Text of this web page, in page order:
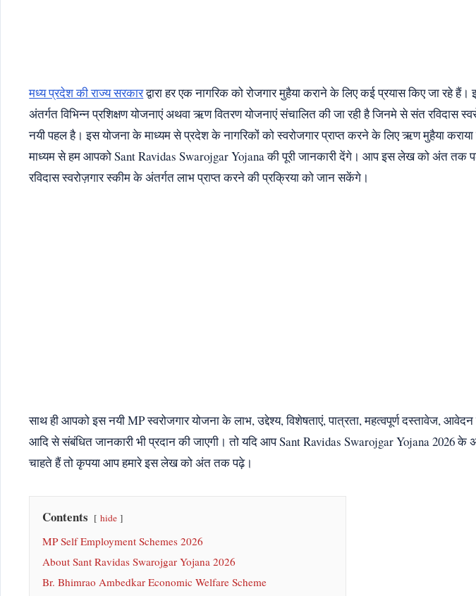
मध्य प्रदेश की राज्य सरकारद्वारा हर एक नागरिक को रोजगार मुहैया कराने के लिए कई प्रयास किए जा रहे हैं।
अंतर्गत विभिन्न प्रशिक्षण योजनाएं अथवा ऋण वितरण योजनाएं संचालित की जा रही है जिनमे से संत रविदास
नयी पहल है। इस योजना के माध्यम से प्रदेश के नागरिकों को स्वरोजगार प्राप्त करने के लिए ऋण मुहैया
माध्यम से हम आपको Sant Ravidas Swarojgar Yojana की पूरी जानकारी देंगे। आप इस लेख को अंत
रविदास स्वरोज़गार स्कीम के अंतर्गत लाभ प्राप्त करने की प्रक्रिया को जान सकेंगे।
साथ ही आपको इस नयी MP स्वरोजगार योजना के लाभ, उद्देश्य, विशेषताएं, पात्रता, महत्वपूर्ण दस्तावेज,
आदि से संबंधित जानकारी भी प्रदान की जाएगी। तो यदि आप Sant Ravidas Swarojgar Yojana 2026
चाहते हैं तो कृपया आप हमारे इस लेख को अंत तक पढ़े।
Contents hide
MP Self Employment Schemes 2026
About Sant Ravidas Swarojgar Yojana 2026
Br. Bhimrao Ambedkar Economic Welfare Scheme